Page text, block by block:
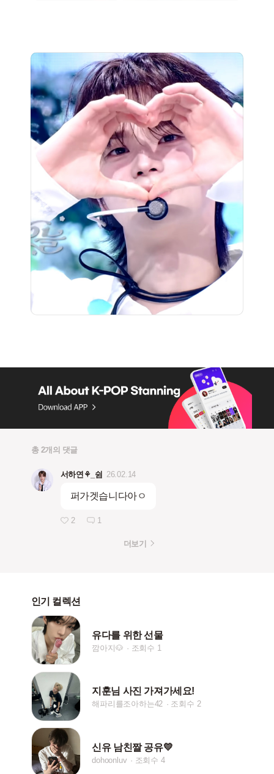
총 2개의 댓글
서하연⚘_쉼 26.02.14
퍼가겟습니다아ㅇ
2 1
더보기
인기 컬렉션
유다를 위한 선물
깜아지🐶 조회수 1
지훈님 사진 가져가세요!
해파리를조아하는42 조회수 2
신유 남친짤 공유💛
dohoonluv 조회수 4